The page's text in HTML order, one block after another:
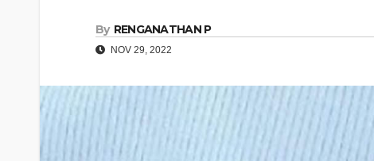
By RENGANATHAN P
NOV 29, 2022